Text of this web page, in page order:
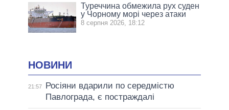
Туреччина обмежила рух суден
у Чорному морі через атаки
8 серпня 2026, 18:12
НОВИНИ
21:57
Росіяни вдарили по середмістю
Павлограда, є постраждалі